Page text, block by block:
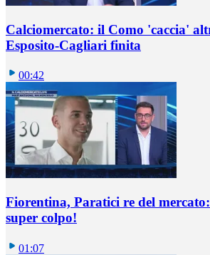
Calciomercato: il Como 'caccia'
Esposito-Cagliari finita
00:42
Fiorentina, Paratici re del
super colpo!
01:07